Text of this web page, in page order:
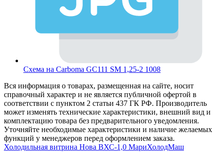
Схема на Carboma GC111 SM 1,25-2 1008
Вся информация о товарах, размещенная на сайте, носит
справочный характер и не является публичной офертой в
соответствии с пунктом 2 статьи 437 ГК РФ. Производитель
может изменять технические характеристики, внешний вид и
комплектацию товара без предварительного уведомления.
Уточняйте необходимые характеристики и наличие желаемых
функций у менеджеров перед оформлением заказа.
Холодильная витрина Нова ВХС-1,0 МариХолодМаш